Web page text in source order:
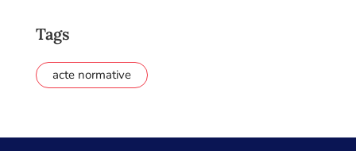
Tags
acte normative